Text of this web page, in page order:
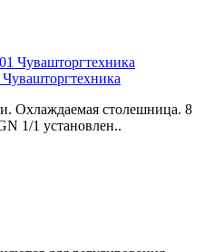
Охлаждаемая столешница. 8
1/1 установлен..